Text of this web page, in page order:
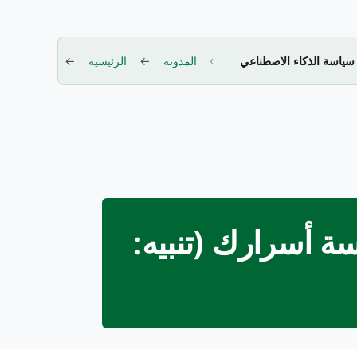
الرئيسية المدونة سياسة الذكاء الاصطناعي
أسرارك (تنبيه: